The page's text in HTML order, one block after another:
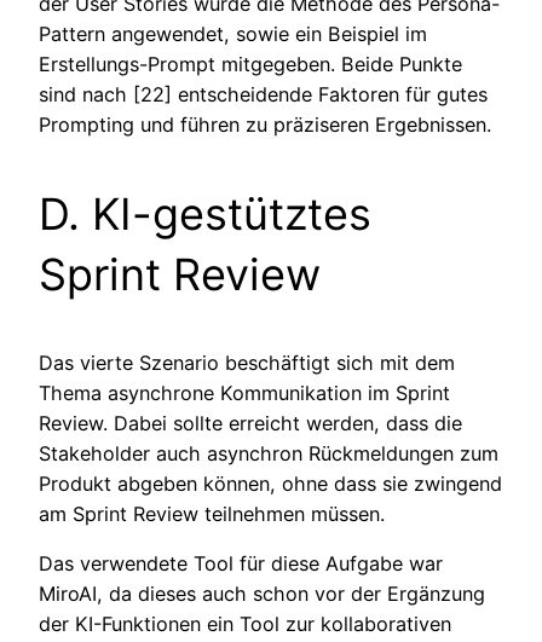
Pattern angewendet, sowie ein Beispiel im
Erstellungs-Prompt mitgegeben. Beide Punkte
sind nach [22] entscheidende Faktoren für gutes
Prompting und führen zu präziseren Ergebnissen.
D. KI-gestütztes
Sprint Review
Das vierte Szenario beschäftigt sich mit dem
Thema asynchrone Kommunikation im Sprint
Review. Dabei sollte erreicht werden, dass die
Stakeholder auch asynchron Rückmeldungen zum
Produkt abgeben können, ohne dass sie zwingend
am Sprint Review teilnehmen müssen.
Das verwendete Tool für diese Aufgabe war
MiroAI, da dieses auch schon vor der Ergänzung
der KI-Funktionen ein Tool zur kollaborativen